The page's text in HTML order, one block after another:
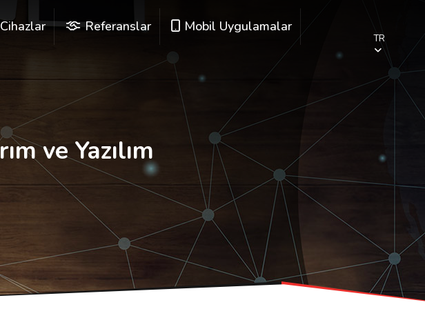
Cihazlar Referanslar Mobil Uygulamalar
TR
ve Yazılım